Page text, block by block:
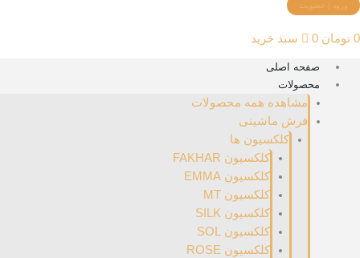
ورود | عضویت
تومان 0 سبد خرید
صفحه اصلی
محصولات
مشاهده همه محصولات
فرش ماشینی
کلکسیون ها
کلکسیون FAKHAR
کلکسیون EMMA
کلکسیون MT
کلکسیون SILK
کلکسیون SOL
کلکسیون ROSE